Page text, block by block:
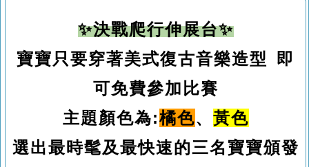
✨決戰爬行伸展台✨
寶寶只要穿著美式復古音樂造型 即
可免費參加比賽
主題顏色為:橘色、 黃色
選出最時髦及最快速的三名寶寶頒發